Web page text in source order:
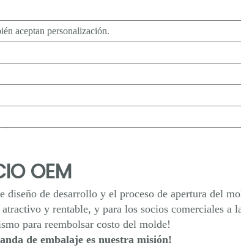
aceptan personalización.
OEM
de desarrollo y el proceso de apertura del
y rentable, y para los socios comerciales a
para reembolsar costo del molde!
de embalaje es nuestra misión!